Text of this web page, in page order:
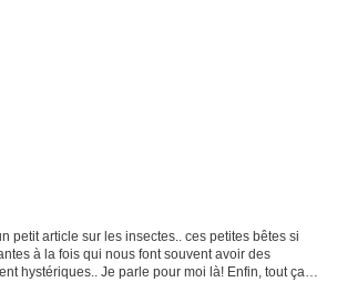
petit article sur les insectes.. ces petites bêtes si
à la fois qui nous font souvent avoir des
hystériques.. Je parle pour moi là! Enfin, tout ça